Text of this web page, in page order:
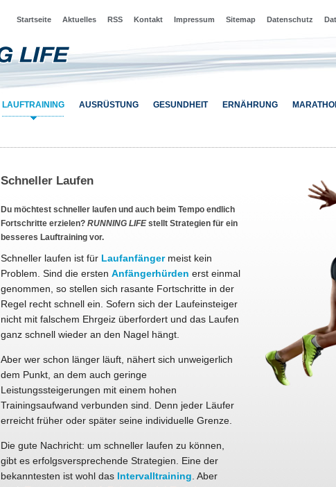
Startseite Aktuelles RSS Kontakt Impressum Sitemap Datenschutz
LAUFTRAINING AUSRÜSTUNG GESUNDHEIT ERNÄHRUNG
Schneller Laufen
Du möchtest schneller laufen und auch beim Tempo endlich
Fortschritte erzielen? RUNNING LIFEstellt Strategien für ein
besseres Lauftraining vor.
Schneller laufen ist für Laufanfängermeist kein
Problem. Sind die ersten Anfängerhürden erst einmal
genommen, so stellen sich rasante Fortschritte in der
Regel recht schnell ein. Sofern sich der Laufeinsteiger
nicht mit falschem Ehrgeiz überfordert und das Laufen
ganz schnell wieder an den Nagel hängt.
Aber wer schon länger läuft, nähert sich unweigerlich
dem Punkt, an dem auch geringe
Leistungssteigerungen mit einem hohen
Trainingsaufwand verbunden sind. Denn jeder Läufer
erreicht früher oder später seine individuelle Grenze.
Die gute Nachricht: um schneller laufen zu können,
gibt es erfolgsversprechende Strategien. Eine der
bekanntesten ist wohl das Intervalltraining . Aber